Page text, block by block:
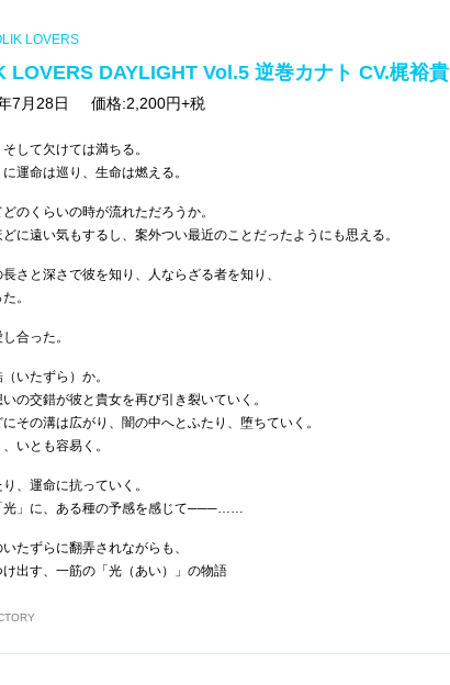
LOVERS
LOVERS DAYLIGHT Vol.5 逆巻カナト CV.梶裕貴
7月28日 価格:2,200円+税
して欠けては満ちる。
運命は巡り、生命は燃える。
のくらいの時が流れただろうか。
に遠い気もするし、案外つい最近のことだったようにも思える。
さと深さで彼を知り、人ならざる者を知り、
。
合った。
いたずら）か。
の交錯が彼と貴女を再び引き裂いていく。
その溝は広がり、闇の中へとふたり、堕ちていく。
いとも容易く。
、運命に抗っていく。
光」に、ある種の予感を感じて───……
たずらに翻弄されながらも、
出す、一筋の「光（あい）」の物語